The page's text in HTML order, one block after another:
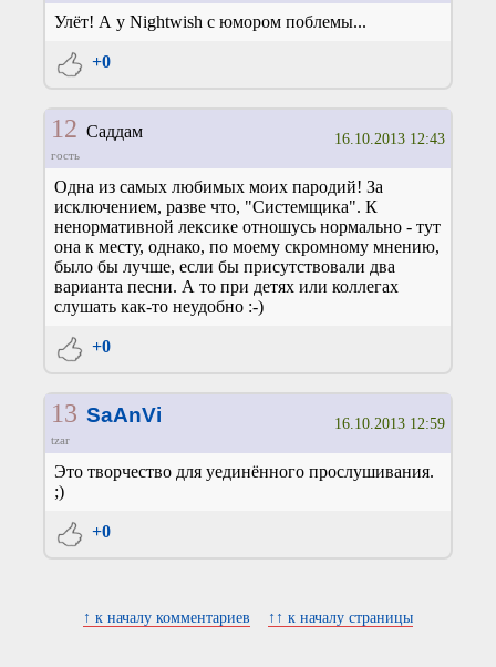
Улёт! А у Nightwish с юмором поблемы...
+0
12 Саддам
гость
16.10.2013 12:43
Одна из самых любимых моих пародий! За
исключением, разве что, "Системщика". К
ненормативной лексике отношусь нормально - тут
она к месту, однако, по моему скромному мнению,
было бы лучше, если бы присутствовали два
варианта песни. А то при детях или коллегах
слушать как-то неудобно :-)
+0
13 SaAnVi
tzar
16.10.2013 12:59
Это творчество для уединённого прослушивания.
;)
+0
↑ к началу комментариев ↑↑ к началу страницы